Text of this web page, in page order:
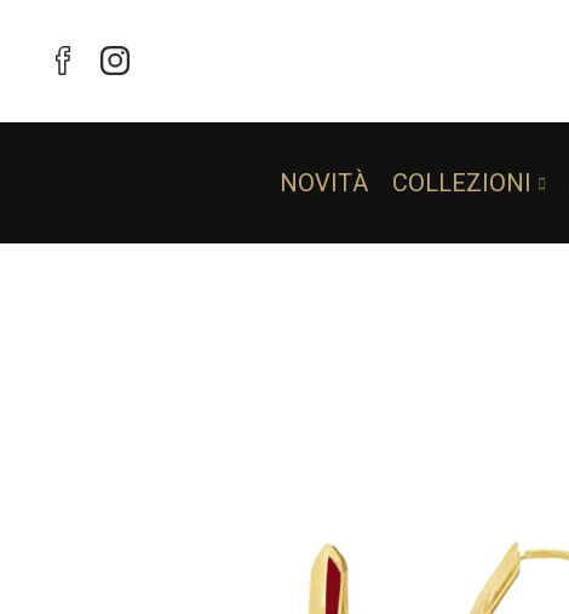
NOVITÀ COLLEZIONI